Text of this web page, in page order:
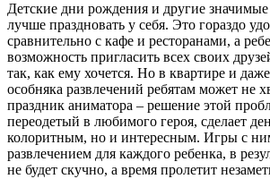
Детские дни рождения и другие значимые
лучше праздновать у себя. Это гораздо
сравнительно с кафе и ресторанами, а
возможность пригласить всех своих
так, как ему хочется. Но в квартире и
особняка развлечений ребятам может не
праздник аниматора – решение этой
переодетый в любимого героя, сделает
колоритным, но и интересным. Игры с
развлечением для каждого ребенка, в
не будет скучно, а время пролетит